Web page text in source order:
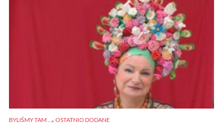
BYLIŚMY TAM ... , OSTATNIO DODANE